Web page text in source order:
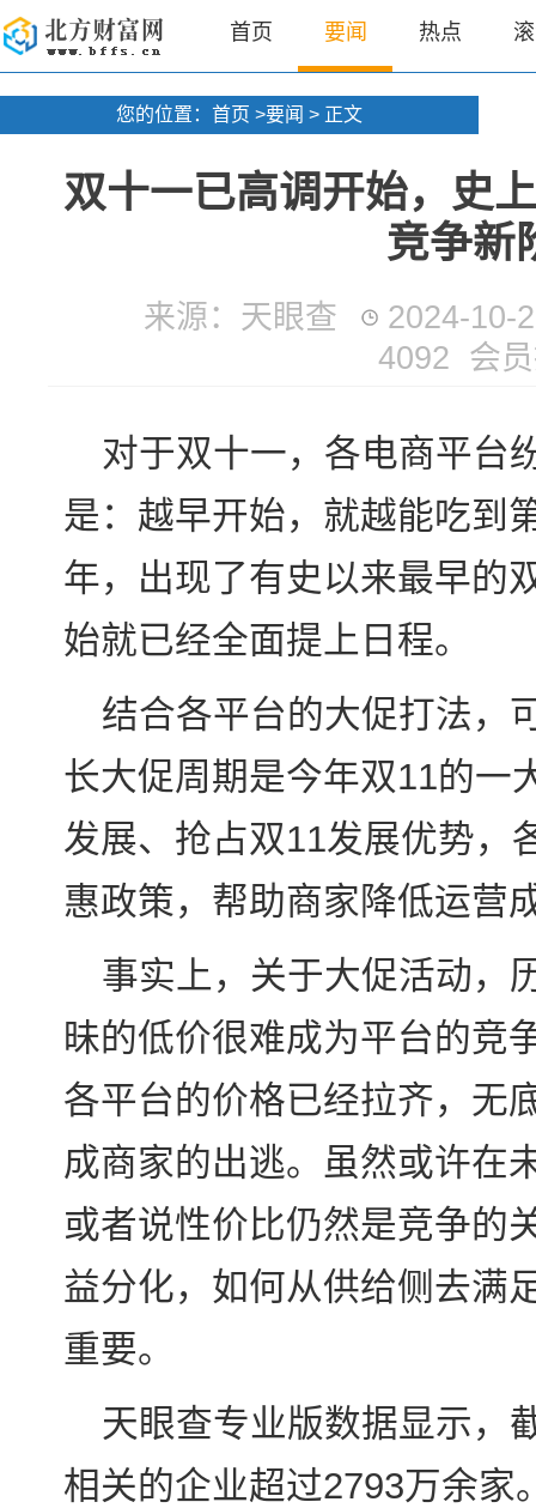
首页 要闻 热点
您的位置： 首页 >要闻 > 正文
双十一已高调开始，史
竞争新
来源：天眼查
2024-10-
4092 会
对于双十一，各电商平台
是：越早开始，就越能吃到
年，出现了有史以来最早
始就已经全面提上日程。
结合各平台的大促打法，
长大促周期是今年双11的一
发展、抢占双11发展优势，
惠政策，帮助商家降低运营
事实上，关于大促活动，
昧的低价很难成为平台的竞
各平台的价格已经拉齐，无
成商家的出逃。虽然或许在
或者说性价比仍然是竞争的
益分化，如何从供给侧去满
重要。
天眼查专业版数据显示，
相关的企业超过2793万余家